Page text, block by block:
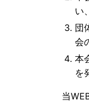
い
団
会
本
を
当